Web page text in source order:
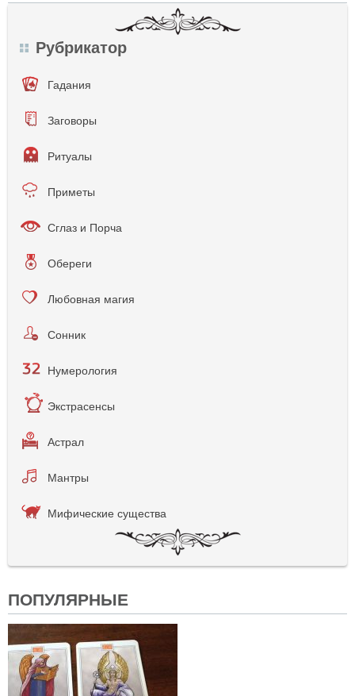
Рубрикатор
Гадания
Заговоры
Ритуалы
Приметы
Сглаз и Порча
Обереги
Любовная магия
Сонник
Нумерология
Экстрасенсы
Астрал
Мантры
Мифические существа
ПОПУЛЯРНЫЕ